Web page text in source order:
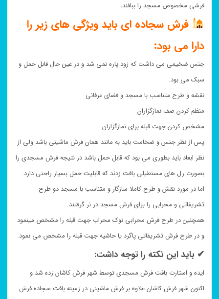
فرشی مخصوص مسجد را ببافند،
فرش سجاده ای باید ویژگی های زیر را
دارا می بود:
جنس ضخیمی می داشت که زود پاره نمی شد و در عین حال قابل حمل و
سبک می بود.
نقشه و طرح متناسب با مسجد و فضای عرفانی
منظم کردن صف نمازگزاران
مشخص کردن جهت قبله برای نمازگزاران
پس از نظر جنس و ضخامت باید به مانند همان فرش ماشینی باشد ولی از
نظر ابعاد باید بطوری می بود که قابل حمل باشد در نتیجه فرش مسجدی را
بصورت رل های مستطیلی بافت زدند که قابلیت حمل بسیار راحتی دارد.
اما در مورد نقش و طرح کاملا سازگار و متناسب با مسجد دو طرح
تشریفاتی و محرابی را برای فرش مسجد در نر گرفتند..
همچنین در طرح فرش محرابی نوک محراب جهت قبله را مشخص مینمود
و در طرح فرش تشریفاتی پاگرد یا حاشیه جهت قبله را مشخص می نمود.
✔ باید این نکته را توجه داشت:
ایده و استارت بافت فرش مسجدی توسط شهر فرش کاشان زده شد و
اکنون شهر فرش کاشان علاوه بر فرش ماشینی در زمینه بافت سجاده فرش